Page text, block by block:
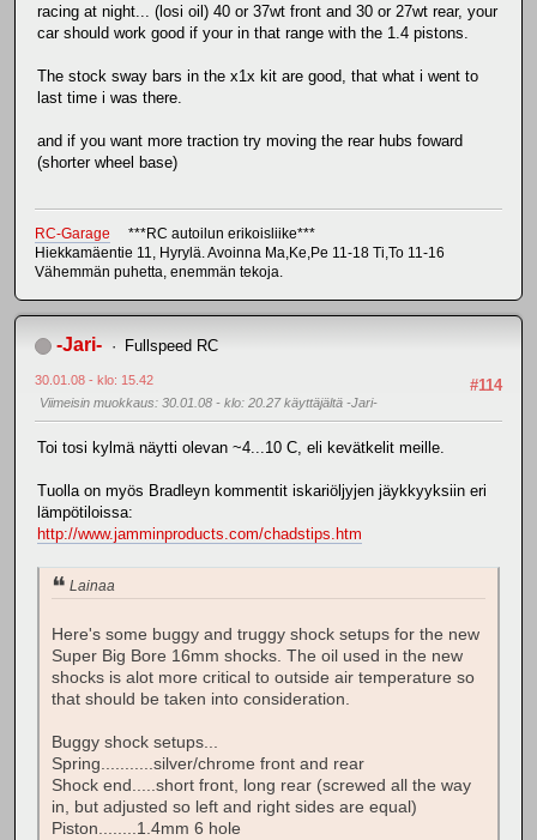
racing at night... (losi oil) 40 or 37wt front and 30 or 27wt rear, your
car should work good if your in that range with the 1.4 pistons.
The stock sway bars in the x1x kit are good, that what i went to
last time i was there.
and if you want more traction try moving the rear hubs foward
(shorter wheel base)
RC-Garage ***RC autoilun erikoisliike***
Hiekkamäentie 11, Hyrylä. Avoinna Ma,Ke,Pe 11-18 Ti,To 11-16
Vähemmän puhetta, enemmän tekoja.
-Jari- Fullspeed RC
#114
30.01.08 - klo: 15.42
Viimeisin muokkaus: 30.01.08 - klo: 20.27 käyttäjältä -Jari-
Toi tosi kylmä näytti olevan ~4...10 C, eli kevätkelit meille.
Tuolla on myös Bradleyn kommentit iskariöljyjen jäykkyyksiin eri
lämpötiloissa:
http://www.jamminproducts.com/chadstips.htm
Lainaa
Here's some buggy and truggy shock setups for the new
Super Big Bore 16mm shocks. The oil used in the new
shocks is alot more critical to outside air temperature so
that should be taken into consideration.
Buggy shock setups...
Spring...........silver/chrome front and rear
Shock end.....short front, long rear (screwed all the way
in, but adjusted so left and right sides are equal)
Piston........1.4mm 6 hole